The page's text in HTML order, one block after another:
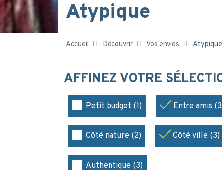
Atypique
Accueil Découvrir Vos envies Atypique
AFFINEZ VOTRE
Petit budget (1) Entre amis
Côté nature (2) Côté ville (3)
Authentique (3)